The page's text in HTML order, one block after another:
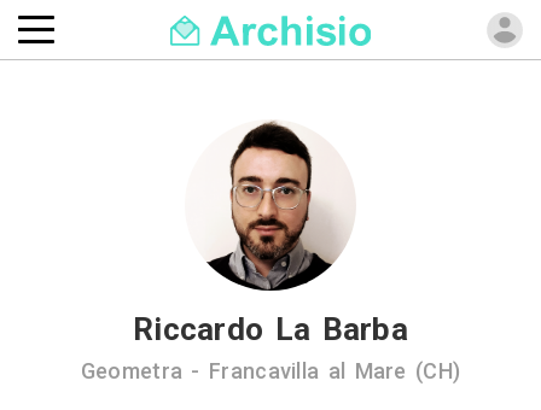
Riccardo La Barba
Geometra - Francavilla al Mare (CH)